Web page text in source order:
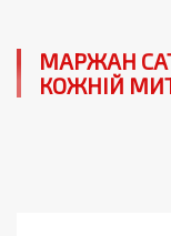
МАРЖАН
КОЖНІЙ